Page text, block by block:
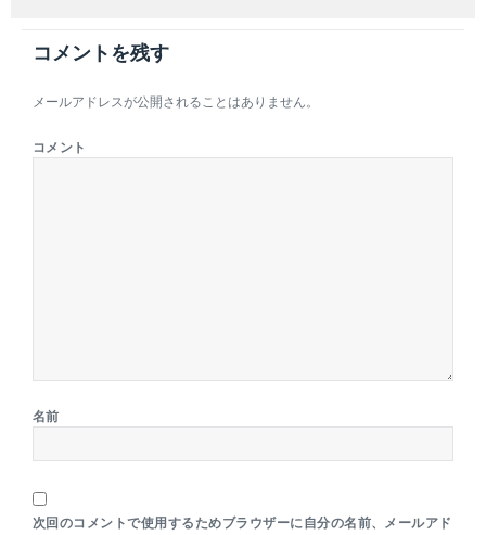
コメントを残す
メールアドレスが公開されることはありません。
コメント
名前
次回のコメントで使用するためブラウザーに自分の名前、メールアド